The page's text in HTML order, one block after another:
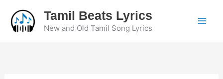
content
Tamil Beats Lyrics
New and Old Tamil Song Lyrics